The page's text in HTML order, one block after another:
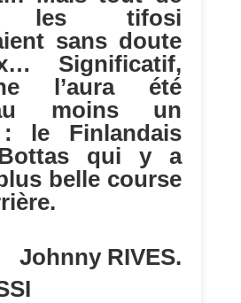
les tifosi
sans doute
Significatif,
l’aura été
moins un
le Finlandais
qui y a
belle course
Johnny RIVES.